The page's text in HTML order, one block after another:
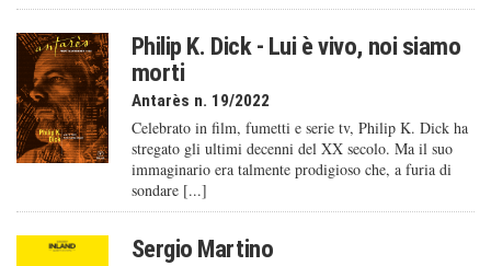
Philip K. Dick - Lui è vivo, noi siamo
morti
Antarès n. 19/2022
Celebrato in film, fumetti e serie tv, Philip K. Dick ha
stregato gli ultimi decenni del XX secolo. Ma il suo
immaginario era talmente prodigioso che, a furia di
sondare [...]
Sergio Martino